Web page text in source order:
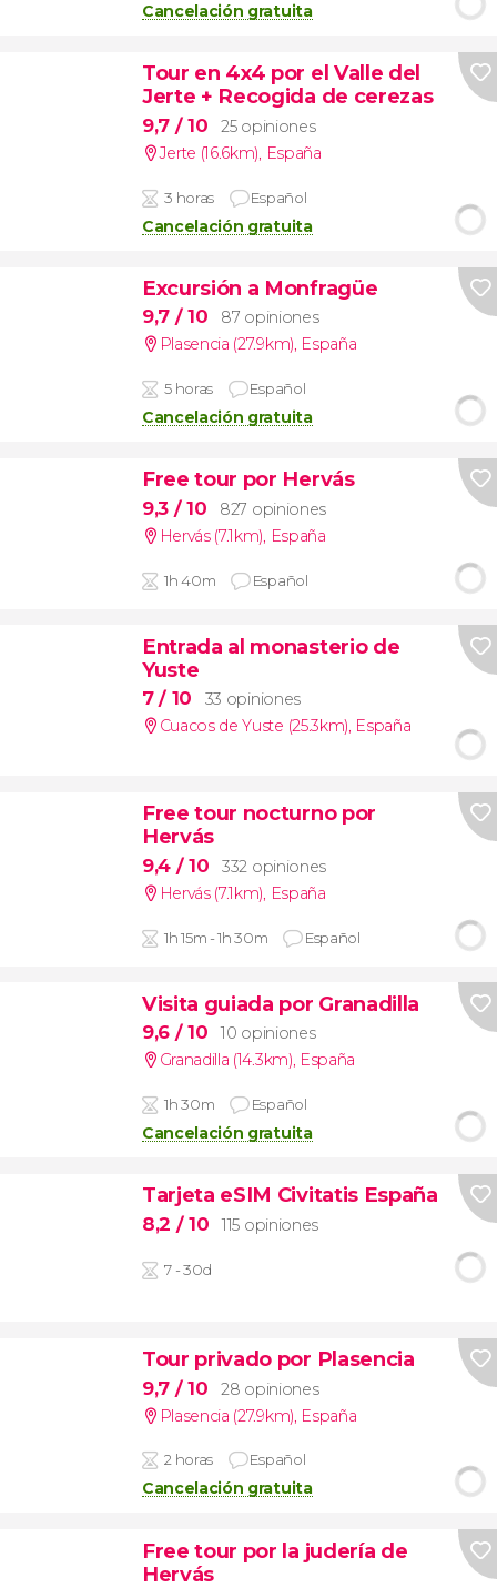
Cancelación gratuita
Tour en 4x4 por el Valle del
Jerte + Recogida de cerezas
9,7 / 10
25 opiniones
Jerte (16.6km), España
3 horas Español
Cancelación gratuita
Excursión a Monfragüe
9,7 / 10
87 opiniones
Plasencia (27.9km), España
5 horas Español
Cancelación gratuita
Free tour por Hervás
9,3 / 10
827 opiniones
Hervás (7.1km), España
1h 40m Español
Entrada al monasterio de
Yuste
7/ 10
33 opiniones
Cuacos de Yuste (25.3km), España
Free tour nocturno por
Hervás
9,4 / 10
332 opiniones
Hervás (7.1km), España
1h 15m - 1h 30m Español
Visita guiada por Granadilla
9,6 / 10
10 opiniones
Granadilla (14.3km), España
1h 30m Español
Cancelación gratuita
Tarjeta eSIM Civitatis España
8,2 / 10 115 opiniones
7 - 30d
Tour privado por Plasencia
9,7 / 10
28 opiniones
Plasencia (27.9km) España
2 horas Español
Cancelación gratuita
Free tour por la judería de
Hervás